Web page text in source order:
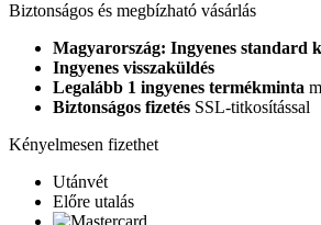
Biztonságos és megbízható vásárlás
Magyarország: Ingyenes standard
Ingyenes visszaküldés
Legalább 1 ingyenes termékminta
Biztonságos fizetés SSL-titkosítással
Kényelmesen fizethet
Utánvét
Előre utalás